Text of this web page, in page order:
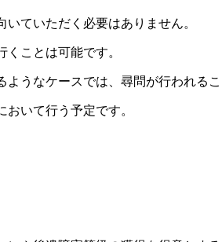
ていただく必要はありません。
ことは可能です。
ようなケースでは、尋問が行われる
いて行う予定です。